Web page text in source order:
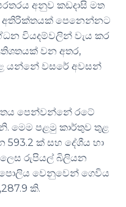
අනුව කඩදාසි මත
අතිරික්තයක් පෙනෙන්නට
වියදම්වලින් වැය කර
වන අතර,
යන්නේ වසරේ අවසන්
පෙන්වන්නේ රටේ
මෙම පළමු කාර්තුව තුළ
ක් සහ දේශීය හා
ලෙස රුපියල් බිලියන
වෙනුවෙන් ගෙවිය
කි.